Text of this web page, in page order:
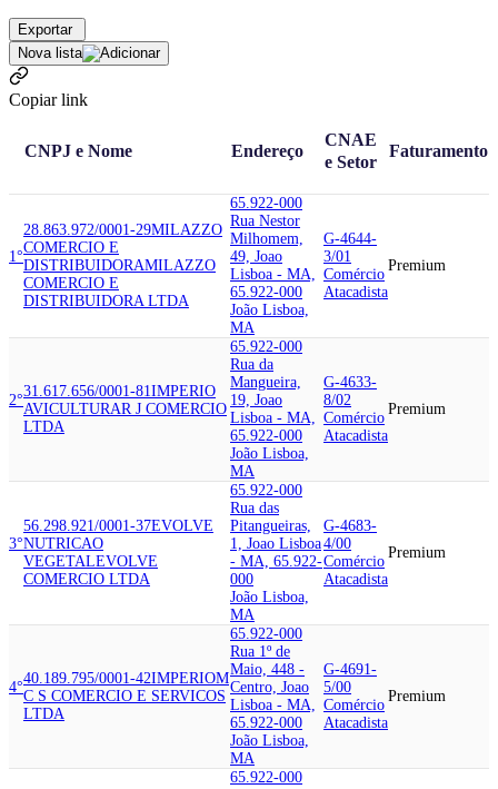
Exportar
Nova lista
Copiar link
CNPJ e Nome Endereço
CNAE
e Setor
Faturamento
1°
28.863.972/0001-29MILAZZO
COMERCIO E
DISTRIBUIDORAMILAZZO
COMERCIO E
DISTRIBUIDORA LTDA
65.922-000
Rua Nestor
Milhomem,
49, Joao
Lisboa - MA,
65.922-000
João Lisboa,
MA
G-4644-
3/01
Comércio
Atacadista
Premium
2°
31.617.656/0001-81IMPERIO
AVICULTURAR J COMERCIO
LTDA
65.922-000
Rua da
Mangueira,
19, Joao
Lisboa - MA,
65.922-000
João Lisboa,
MA
G-4633-
8/02
Comércio
Atacadista
Premium
3°
56.298.921/0001-37EVOLVE
NUTRICAO
VEGETALEVOLVE
COMERCIO LTDA
65.922-000
Rua das
Pitangueiras,
1, Joao Lisboa
- MA, 65.922-
000
João Lisboa,
MA
G-4683-
4/00
Comércio
Atacadista
Premium
4°
40.189.795/0001-42IMPERIOM
C S COMERCIO E SERVICOS
LTDA
65.922-000
Rua 1º de
Maio, 448 -
Centro, Joao
Lisboa - MA,
65.922-000
João Lisboa,
MA
G-4691-
5/00
Comércio
Atacadista
Premium
65.922-000